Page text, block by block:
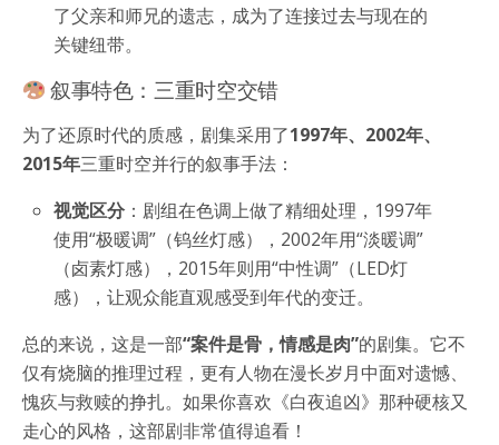
了父亲和师兄的遗志，成为了连接过去与现在的
关键纽带。
叙事特色：三重时空交错
为了还原时代的质感，剧集采用了1997年、2002年、
2015年三重时空并行的叙事手法：
视觉区分 ：剧组在色调上做了精细处理，1997年
使用“极暖调”（钨丝灯感），2002年用“淡暖调”
（卤素灯感），2015年则用“中性调”（LED灯
感），让观众能直观感受到年代的变迁。
总的来说，这是一部“案件是骨，情感是肉”的剧集。它不
仅有烧脑的推理过程，更有人物在漫长岁月中面对遗憾、
愧疚与救赎的挣扎。如果你喜欢《白夜追凶》那种硬核又
走心的风格，这部剧非常值得追看！